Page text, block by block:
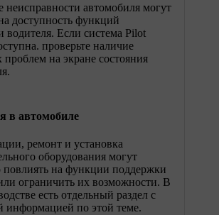
неисправности автомобиля могут
доступность функций
водителя. Если система Pilot
проверьте наличие
проблем на экране состояния
в автомобиле
ремонт и установка
оборудования могут
повлиять на функции поддержки
ограничить их возможности. В
есть отдельный раздел с
информацией по этой теме.